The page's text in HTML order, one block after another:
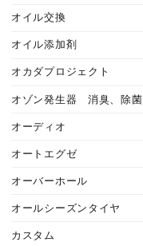
オイル交換
オイル添加剤
オカダプロジェクト
オゾン発生器 消臭、除菌
オーディオ
オートエグゼ
オーバーホール
オールシーズンタイヤ
カスタム